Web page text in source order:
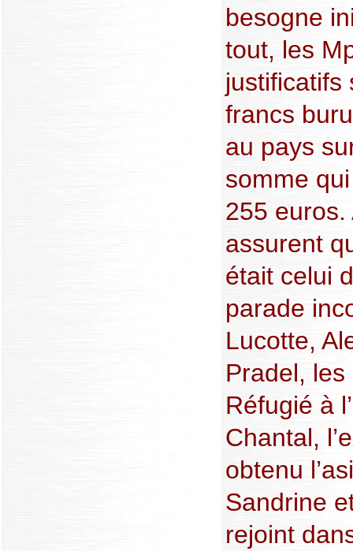
besogne
tout, les
justificatifs
francs
au pays
somme
255 euros.
assurent
était celui
parade
Lucotte,
Pradel,
Réfugié à
Chantal,
obtenu
Sandrine
rejoint